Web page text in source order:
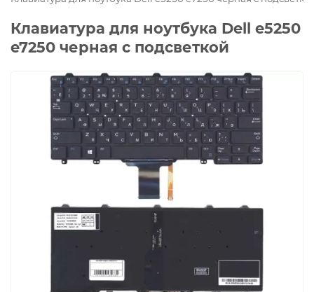
Клавиатура для ноутбука Dell e5250
e7250 черная с подсветкой